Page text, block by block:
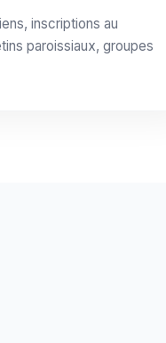
inscriptions au
paroissiaux, groupes